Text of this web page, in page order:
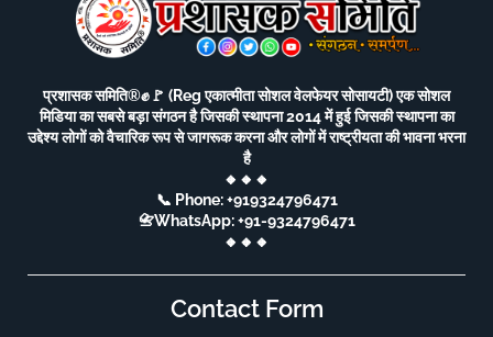
प्रशासक समिति®️✊🚩 (Reg एकात्मीता सोशल वेलफेयर सोसायटी) एक सोशल
मिडिया का सबसे बड़ा संगठन है जिसकी स्थापना 2014 में हुई जिसकी स्थापना का
उद्देश्य लोगों को वैचारिक रूप से जागरूक करना और लोगों में राष्ट्रीयता की भावना भरना
है
🔸🔸🔸
📞 Phone: +919324796471
📇WhatsApp: +91-9324796471
🔸🔸🔸
Contact Form